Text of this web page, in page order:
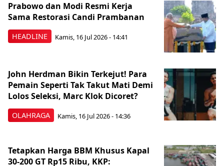
HEADLINE
Prabowo dan Modi Resmi Kerja
Sama Restorasi Candi Prambanan
Kamis, 16 Jul 2026 - 14:41
OLAHRAGA
John Herdman Bikin Terkejut! Para
Pemain Seperti Tak Takut Mati Demi
Lolos Seleksi, Marc Klok Dicoret?
Kamis, 16 Jul 2026 - 14:36
Tetapkan Harga BBM Khusus Kapal
30-200 GT Rp15 Ribu, KKP: